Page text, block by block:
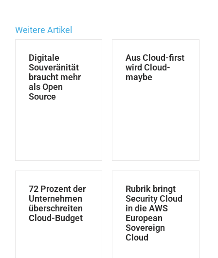
Weitere Artikel
Digitale
Souveränität
braucht mehr
als Open
Source
Aus Cloud-first
wird Cloud-
maybe
72 Prozent der
Unternehmen
überschreiten
Cloud-Budget
Rubrik bringt
Security Cloud
in die AWS
European
Sovereign
Cloud